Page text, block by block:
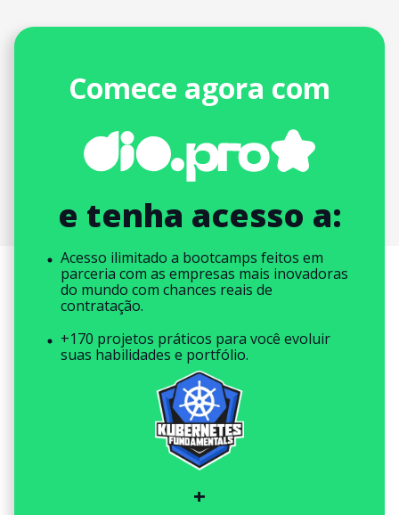
Comece agora com
e tenha acesso a:
Acesso ilimitado a bootcamps feitos em
parceria com as empresas mais inovadoras
do mundo com chances reais de
contratação.
+170 projetos práticos para você evoluir
suas habilidades e portfólio.
+